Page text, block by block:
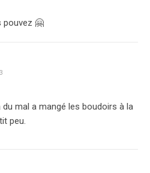
pouvez 🤗
du mal a mangé les boudoirs à la
peu.